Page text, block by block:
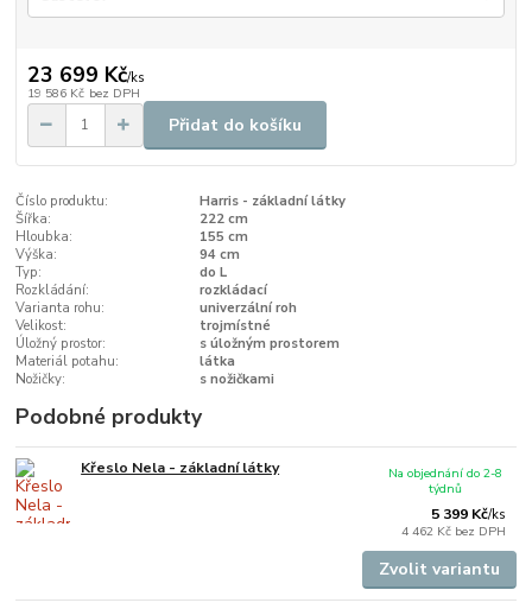
23 699 Kč/ks
19 586 Kč bez DPH
Přidat do košíku
Číslo produktu:
Harris - základní látky
Šířka:
222 cm
Hloubka:
155 cm
Výška:
94 cm
Typ:
do L
Rozkládání:
rozkládací
Varianta rohu:
univerzální roh
Velikost:
trojmístné
Úložný prostor:
s úložným prostorem
Materiál potahu:
látka
Nožičky:
s nožičkami
Podobné produkty
Křeslo Nela - základní látky
5 399 Kč/ks
4 462 Kč bez DPH
Na objednání do 2-8
týdnů
Zvolit variantu